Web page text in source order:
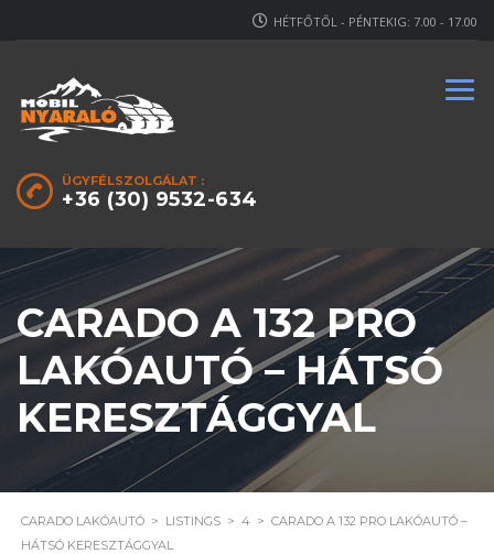
HÉTFŐTŐL - PÉNTEKIG: 7.00 - 17.00
ÜGYFÉLSZOLGÁLAT :
+36 (30) 9532-634
CARADO A 132 PRO
LAKÓAUTÓ – HÁTSÓ
KERESZTÁGGYAL
CARADO LAKÓAUTÓ > LISTINGS > 4 > CARADO A 132 PRO LAKÓAUTÓ –
HÁTSÓ KERESZTÁGGYAL